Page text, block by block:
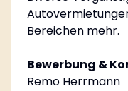
Bereichen mehr.
Bewerbung &
Remo Herrmann